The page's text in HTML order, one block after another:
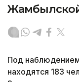
Под
находятся 183